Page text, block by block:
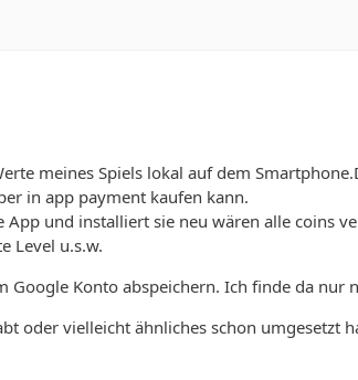
meines Spiels lokal auf dem
in app payment kaufen kann.
und installiert sie neu wären alle coins
Level u.s.w.
Google Konto abspeichern. Ich finde da nur
oder vielleicht ähnliches schon umgesetzt